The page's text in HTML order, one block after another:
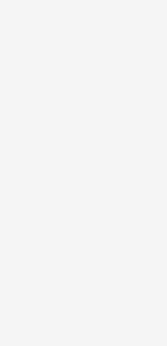
отчетов
2025
DRUID
с детализацией по
с детализацией по
и
формата
отображаемых в